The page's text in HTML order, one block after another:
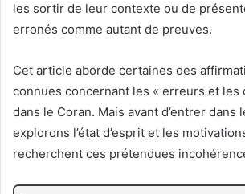
les sortir de leur contexte ou de
erronés comme autant de preuves.
Cet article aborde certaines des
connues concernant les « erreurs et les
dans le Coran. Mais avant d’entrer dans
explorons l’état d’esprit et les
recherchent ces prétendues